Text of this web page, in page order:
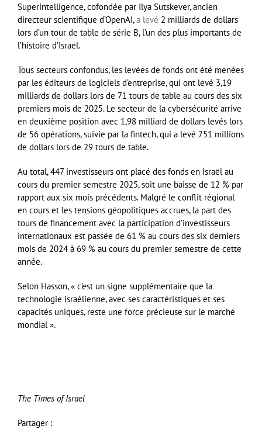
Superintelligence, cofondée par Ilya Sutskever, ancien
directeur scientifique d’OpenAI,a levé 2 milliards de dollars
lors d’un tour de table de série B, l’un des plus importants de
l’histoire d’Israël.
Tous secteurs confondus, les levées de fonds ont été menées
par les éditeurs de logiciels d’entreprise, qui ont levé 3,19
milliards de dollars lors de 71 tours de table au cours des six
premiers mois de 2025. Le secteur de la cybersécurité arrive
en deuxième position avec 1,98 milliard de dollars levés lors
de 56 opérations, suivie par la fintech, qui a levé 751 millions
de dollars lors de 29 tours de table.
Au total, 447 investisseurs ont placé des fonds en Israël au
cours du premier semestre 2025, soit une baisse de 12 % par
rapport aux six mois précédents. Malgré le conflit régional
en cours et les tensions géopolitiques accrues, la part des
tours de financement avec la participation d’investisseurs
internationaux est passée de 61 % au cours des six derniers
mois de 2024 à 69 % au cours du premier semestre de cette
année.
Selon Hasson, « c’est un signe supplémentaire que la
technologie israélienne, avec ses caractéristiques et ses
capacités uniques, reste une force précieuse sur le marché
mondial ».
The Times of Israel
Partager :